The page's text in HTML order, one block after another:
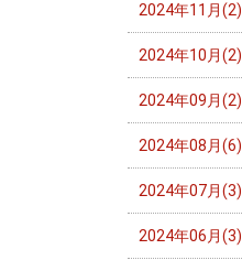
2024年11月(2)
2024年10月(2)
2024年09月(2)
2024年08月(6)
2024年07月(3)
2024年06月(3)